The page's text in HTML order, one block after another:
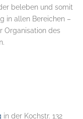
beleben und somit
in allen Bereichen –
Organisation des
in der Kochstr. 132